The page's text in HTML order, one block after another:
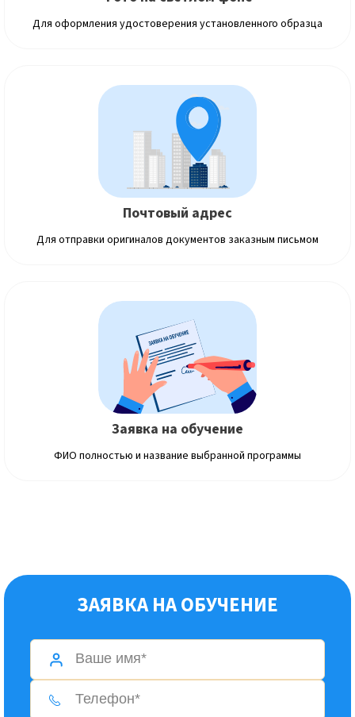
Для оформления удостоверения установленного образца
Почтовый адрес
Для отправки оригиналов документов заказным письмом
Заявка на обучение
ФИО полностью и название выбранной программы
ЗАЯВКА НА ОБУЧЕНИЕ